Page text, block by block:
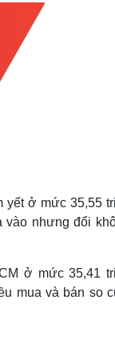
yết ở mức 35,55
vào nhưng đổi
ở mức 35,41
mua và bán so